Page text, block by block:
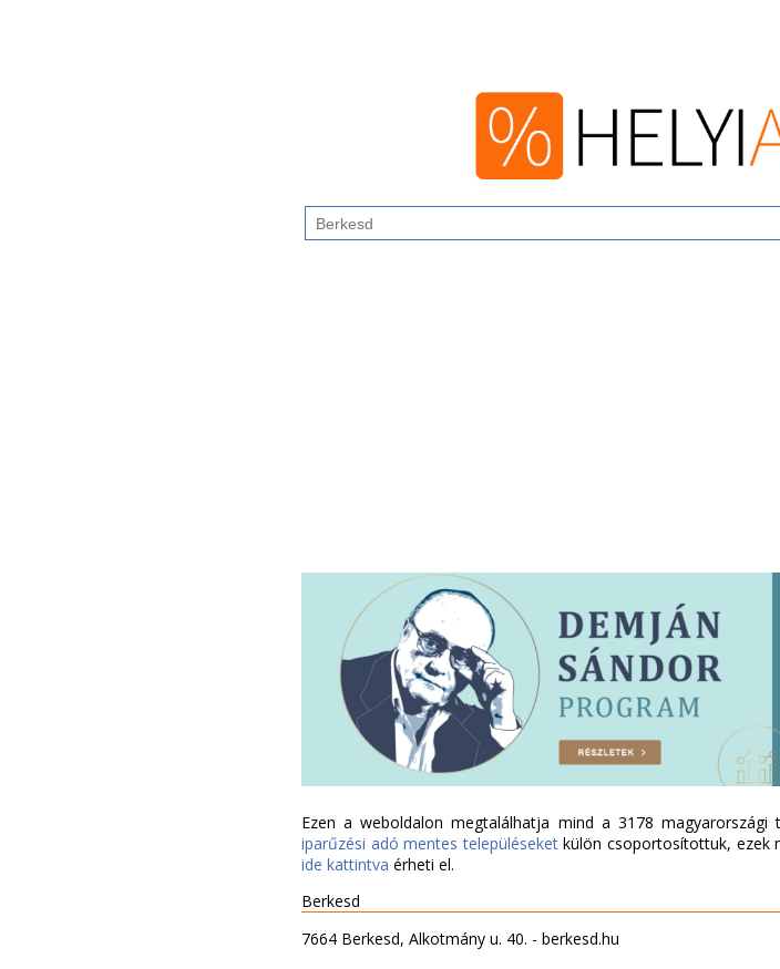
Ezen a weboldalon megtalálhatja mind a 3178
iparűzési adó mentes településeketkülön csoportosítottuk, ezek
ide kattintva érheti el.
Berkesd
7664 Berkesd, Alkotmány u. 40. - berkesd.hu